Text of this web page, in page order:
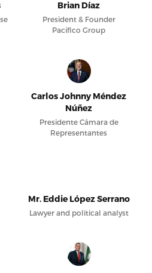
Brian Díaz
President & Founder
Pacifico Group
Carlos Johnny Méndez
Núñez
Presidente Cámara de
Representantes
Mr. Eddie López Serrano
Lawyer and political analyst